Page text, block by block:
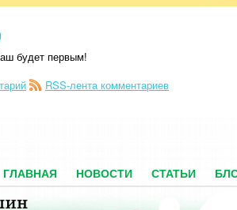
будет первым!
RSS-лента комментариев
ГЛАВНАЯ НОВОСТИ СТАТЬИ